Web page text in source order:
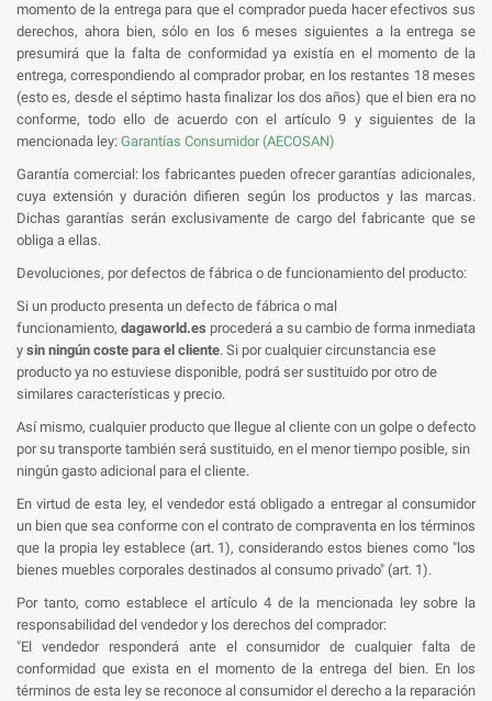
momento de la entrega para que el comprador pueda hacer efectivos sus
derechos, ahora bien, sólo en los 6 meses siguientes a la entrega se
presumirá que la falta de conformidad ya existía en el momento de la
entrega, correspondiendo al comprador probar, en los restantes 18 meses
(esto es, desde el séptimo hasta finalizar los dos años) que el bien era no
conforme, todo ello de acuerdo con el artículo 9 y siguientes de la
mencionada ley: Garantías Consumidor (AECOSAN)
Garantía comercial: los fabricantes pueden ofrecer garantías adicionales,
cuya extensión y duración difieren según los productos y las marcas.
Dichas garantías serán exclusivamente de cargo del fabricante que se
obliga a ellas.
Devoluciones, por defectos de fábrica o de funcionamiento del producto:
Si un producto presenta un defecto de fábrica o mal
funcionamiento, dagaworld.es procederá a su cambio de forma inmediata
y sin ningún coste para el cliente. Si por cualquier circunstancia ese
producto ya no estuviese disponible, podrá ser sustituido por otro de
similares características y precio.
Así mismo, cualquier producto que llegue al cliente con un golpe o defecto
por su transporte también será sustituido, en el menor tiempo posible, sin
ningún gasto adicional para el cliente.
En virtud de esta ley, el vendedor está obligado a entregar al consumidor
un bien que sea conforme con el contrato de compraventa en los términos
que la propia ley establece (art. 1), considerando estos bienes como "los
bienes muebles corporales destinados al consumo privado" (art. 1).
Por tanto, como establece el artículo 4 de la mencionada ley sobre la
responsabilidad del vendedor y los derechos del comprador:
"El vendedor responderá ante el consumidor de cualquier falta de
conformidad que exista en el momento de la entrega del bien. En los
términos de esta ley se reconoce al consumidor el derecho a la reparación